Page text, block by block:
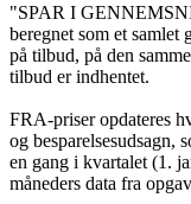
"SPAR I
beregnet som et samlet
på tilbud, på den
tilbud er indhentet.
FRA-priser opdateres
og besparelsesudsagn,
en gang i kvartalet (1.
måneders data fra